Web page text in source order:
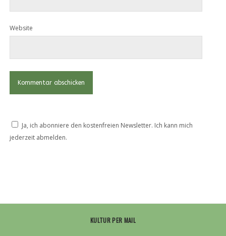
Website
Ja, ich abonniere den kostenfreien Newsletter. Ich kann mich
jederzeit abmelden.
KULTUR PER MAIL